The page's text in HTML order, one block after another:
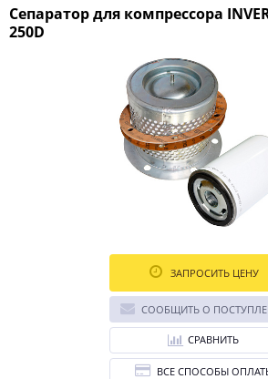
Сепаратор для компрессора
250D
ЗАПРОСИТЬ ЦЕНУ
СООБЩИТЬ О
СРАВНИТЬ
ВСЕ СПОСОБЫ